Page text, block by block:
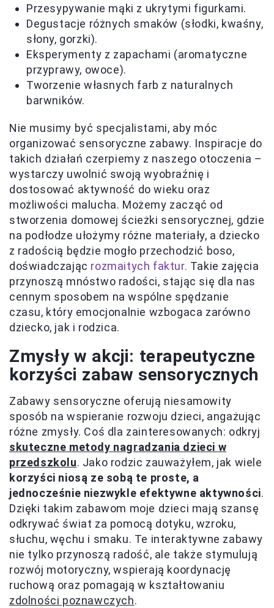
Przesypywanie mąki z ukrytymi figurkami.
Degustacje różnych smaków (słodki, kwaśny,
słony, gorzki).
Eksperymenty z zapachami (aromatyczne
przyprawy, owoce).
Tworzenie własnych farb z naturalnych
barwników.
Nie musimy być specjalistami, aby móc
organizować sensoryczne zabawy. Inspiracje do
takich działań czerpiemy z naszego otoczenia –
wystarczy uwolnić swoją wyobraźnię i
dostosować aktywność do wieku oraz
możliwości malucha. Możemy zacząć od
stworzenia domowej ścieżki sensorycznej, gdzie
na podłodze ułożymy różne materiały, a dziecko
z radością będzie mogło przechodzić boso,
doświadczając rozmaitych faktur. Takie zajęcia
przynoszą mnóstwo radości, stając się dla nas
cennym sposobem na wspólne spędzanie
czasu, który emocjonalnie wzbogaca zarówno
dziecko, jak i rodzica.
Zmysły w akcji: terapeutyczne
korzyści zabaw sensorycznych
Zabawy sensoryczne oferują niesamowity
sposób na wspieranie rozwoju dzieci, angażując
różne zmysły. Coś dla zainteresowanych: odkryj
skuteczne metody nagradzania dzieci w
przedszkolu. Jako rodzic zauważyłem, jak wiele
korzyści niosą ze sobą te proste, a
jednocześnie niezwykle efektywne aktywności.
Dzięki takim zabawom moje dzieci mają szansę
odkrywać świat za pomocą dotyku, wzroku,
słuchu, węchu i smaku. Te interaktywne zabawy
nie tylko przynoszą radość, ale także stymulują
rozwój motoryczny, wspierają koordynację
ruchową oraz pomagają w kształtowaniu
zdolności poznawczych.